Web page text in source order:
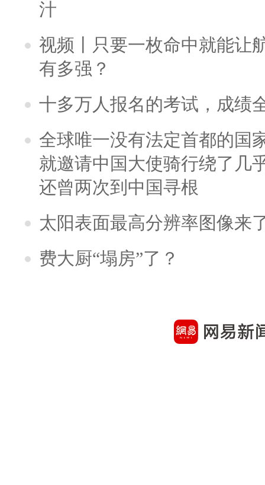
汁
视频丨只要一枚命中就能让
有多强？
十多万人报名的考试，成绩
全球唯一没有法定首都的国
就邀请中国大使骑行绕了几
还曾两次到中国寻根
太阳表面最高分辨率图像来
费大厨“塌房”了？